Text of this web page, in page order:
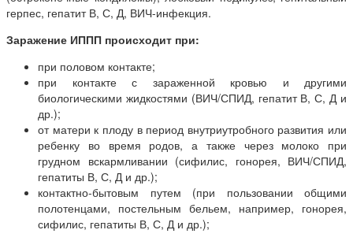
герпес, гепатит В, С, Д, ВИЧ-инфекция.
Заражение ИППП происходит при:
при половом контакте;
при контакте с зараженной кровью и другими
биологическими жидкостями (ВИЧ/СПИД, гепатит В, С, Д и
др.);
от матери к плоду в период внутриутробного развития или
ребенку во время родов, а также через молоко при
грудном вскармливании (сифилис, гонорея, ВИЧ/СПИД,
гепатиты В, С, Д и др.);
контактно-бытовым путем (при пользовании общими
полотенцами, постельным бельем, например, гонорея,
сифилис, гепатиты В, С, Д и др.);